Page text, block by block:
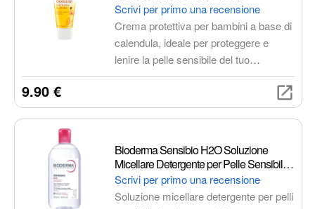
Scrivi per primo una recensione
Crema protettiva per bambini a base di
calendula, ideale per proteggere e
lenire la pelle sensibile del tuo
bambino. Idrata e protegge dalle
irritazioni, mantenendo la pelle morbida
ed elastica.
9.90 €
Bioderma Sensibio H2O Soluzione
Micellare Detergente per Pelle Sensibile
500ml
Scrivi per primo una recensione
Soluzione micellare detergente per pelli